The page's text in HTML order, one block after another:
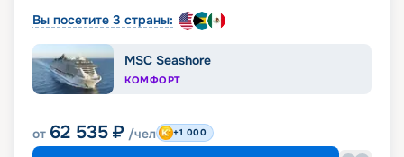
Вы посетите 3 страны:
MSC Seashore
КОМФОРТ
от 62 535 ₽ /чел +1 000